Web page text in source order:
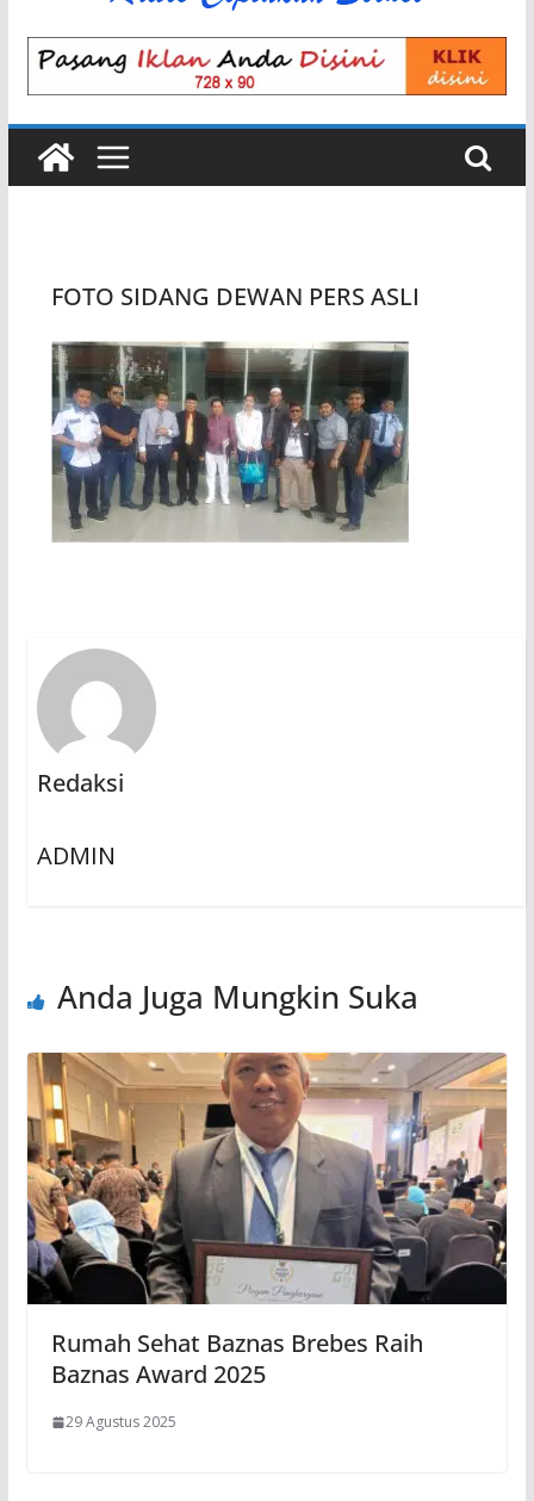
FOTO SIDANG DEWAN PERS ASLI
Redaksi
ADMIN
Anda Juga Mungkin Suka
Rumah Sehat Baznas Brebes Raih
Baznas Award 2025
29 Agustus 2025